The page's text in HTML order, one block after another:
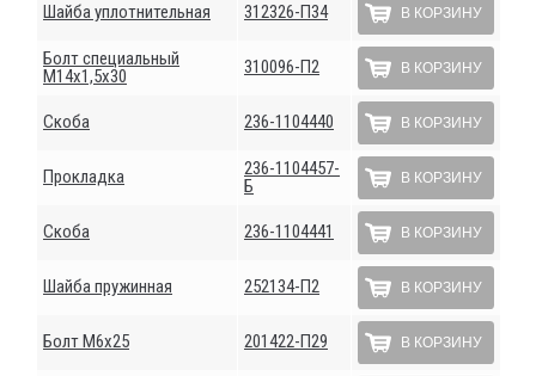
Шайба уплотнительная 312326-П34 В КОРЗИНУ
Болт специальный
М14х1,5х30
310096-П2 В КОРЗИНУ
Скоба 236-1104440 В КОРЗИНУ
Прокладка
236-1104457-
Б
В КОРЗИНУ
Скоба 236-1104441 В КОРЗИНУ
Шайба пружинная 252134-П2 В КОРЗИНУ
Болт М6х25 201422-П29 В КОРЗИНУ